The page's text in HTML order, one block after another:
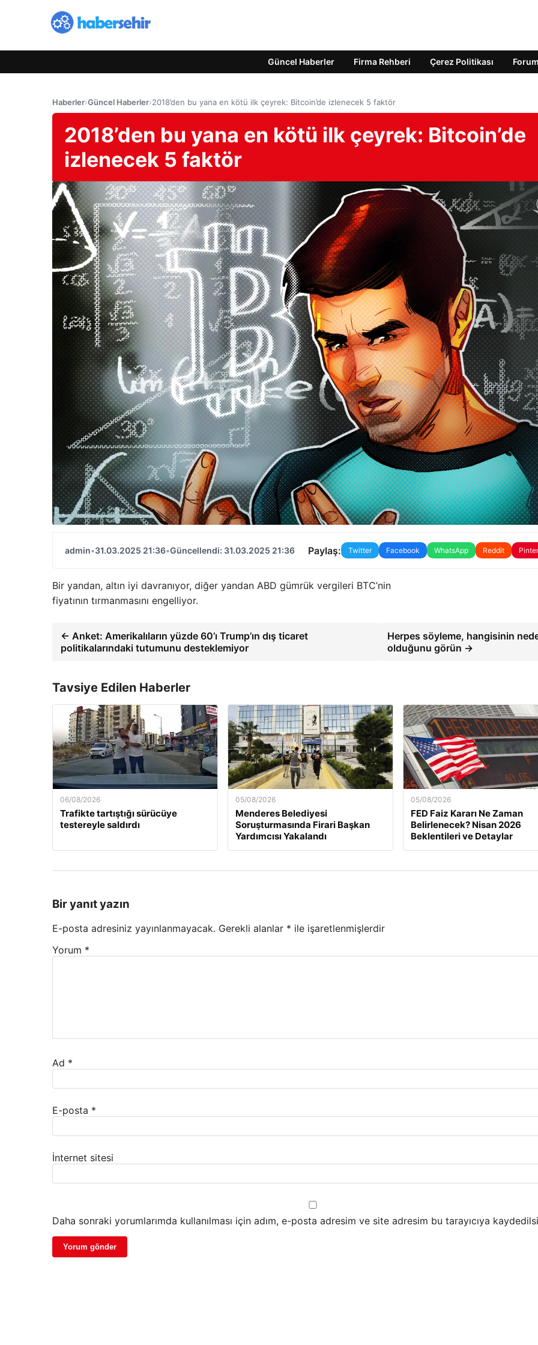
Güncel Haberler Firma Rehberi Çerez Politikası Forum
Haberler›Güncel Haberler›2018’den bu yana en kötü ilk çeyrek: Bitcoin’de izlenecek 5 faktör
2018’den bu yana en kötü ilk çeyrek: Bitcoin’de
izlenecek 5 faktör
admin•31.03.2025 21:36•Güncellendi: 31.03.2025 21:36 Paylaş: Twitter Facebook WhatsApp Reddit
Bir yandan, altın iyi davranıyor, diğer yandan ABD gümrük vergileri BTC’nin
fiyatının tırmanmasını engelliyor.
← Anket: Amerikalıların yüzde 60’ı Trump’ın dış ticaret
politikalarındaki tutumunu desteklemiyor
Herpes söyleme, hangisinin
olduğunu görün →
Tavsiye Edilen Haberler
06/08/2026
Trafikte tartıştığı sürücüye
testereyle saldırdı
05/08/2026
Menderes Belediyesi
Soruşturmasında Firari Başkan
Yardımcısı Yakalandı
05/08/2026
FED Faiz Kararı Ne Zaman
Belirlenecek? Nisan 2026
Beklentileri ve Detaylar
Bir yanıt yazın
E-posta adresiniz yayınlanmayacak. Gerekli alanlar * ile işaretlenmişlerdir
Yorum *
Ad *
E-posta *
İnternet sitesi
Daha sonraki yorumlarımda kullanılması için adım, e-posta adresim ve site adresim bu tarayıcıya